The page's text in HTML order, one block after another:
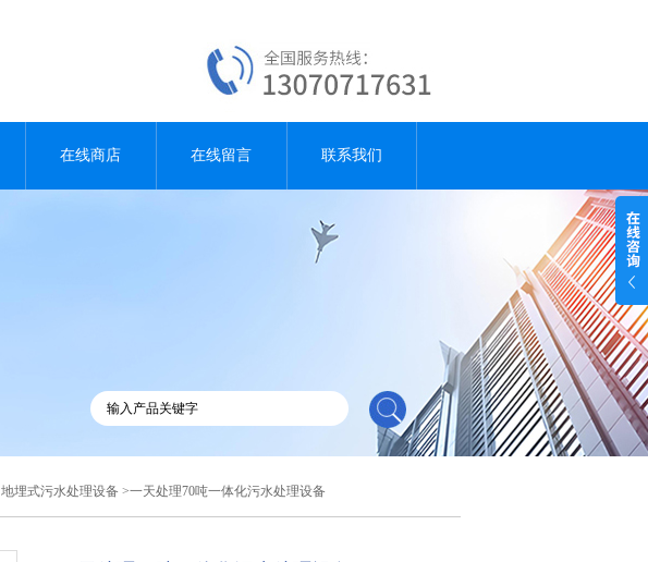
在线商店 在线留言 联系我们
地埋式污水处理设备 >一天处理70吨一体化污水处理设备